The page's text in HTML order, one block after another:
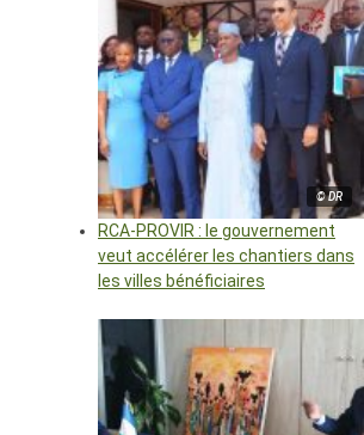
© DR
RCA-PROVIR : le gouvernement
veut accélérer les chantiers dans
les villes bénéficiaires